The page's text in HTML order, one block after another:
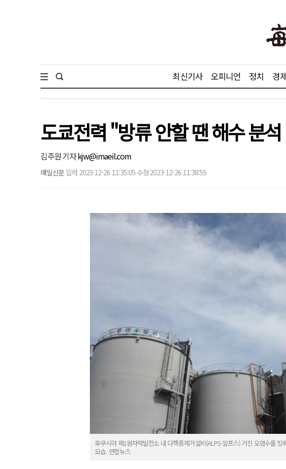
최신기사 오피니언 정치 경
도쿄전력 "방류 안할 땐 해수 분
김주원 기자kjw@imaeil.com
매일신문 입력 2023-12-26 11:35:05 수정 2023-12-26 11:38:55
후쿠시마 제1원자력발전소 내 다핵종제거설비(ALPS·알프스) 거친 오염수를
모습. 연합뉴스